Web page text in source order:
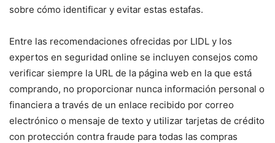
sobre cómo identificar y evitar estas estafas.
Entre las recomendaciones ofrecidas por LIDL y los
expertos en seguridad online se incluyen consejos como
verificar siempre la URL de la página web en la que está
comprando, no proporcionar nunca información personal o
financiera a través de un enlace recibido por correo
electrónico o mensaje de texto y utilizar tarjetas de crédito
con protección contra fraude para todas las compras